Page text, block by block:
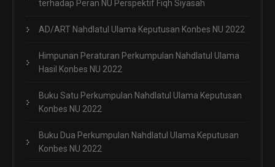
terhadap Peran NU Perspektif Fiqh Siyasah
AD/ART Nahdlatul Ulama Keputusan Konbes NU 2022
Himpunan Peraturan Perkumpulan Nahdlatul Ulama
Hasil Konbes NU 2022
Buku Satu Perkumpulan Nahdlatul Ulama Keputusan
Konbes NU 2022
Buku Dua Perkumpulan Nahdlatul Ulama Keputusan
Konbes NU 2022